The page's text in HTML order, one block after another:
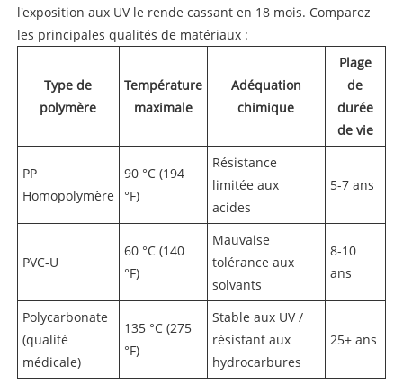
l'exposition aux UV le rende cassant en 18 mois. Comparez
les principales qualités de matériaux :
Type de
polymère
Température
maximale
Adéquation
chimique
Plage
de
durée
de vie
PP
Homopolymère
90 °C (194
°F)
Résistance
limitée aux
acides
5-7 ans
PVC-U
60 °C (140
°F)
Mauvaise
tolérance aux
solvants
8-10
ans
Polycarbonate
(qualité
médicale)
135 °C (275
°F)
Stable aux UV /
résistant aux
hydrocarbures
25+ ans